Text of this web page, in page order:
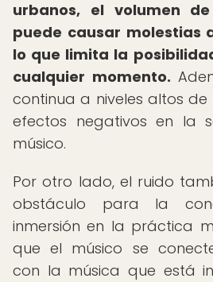
urbanos, el volumen
puede causar molestias
lo que limita la
cualquier momento.
continua a niveles altos
efectos negativos en la
músico.
Por otro lado, el ruido
obstáculo para la
inmersión en la práctica
que el músico se
con la música que está